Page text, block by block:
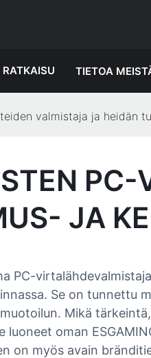
RATKAISU TIETOA
valmistaja ja heidän
JA
PC-
Se on tunnettu
Mikä
luoneet oman
on myös avain